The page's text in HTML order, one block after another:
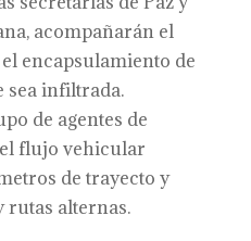
acompañarán el
encapsulamiento de
sea infiltrada.
de agentes de
flujo vehicular
de trayecto y
rutas alternas.